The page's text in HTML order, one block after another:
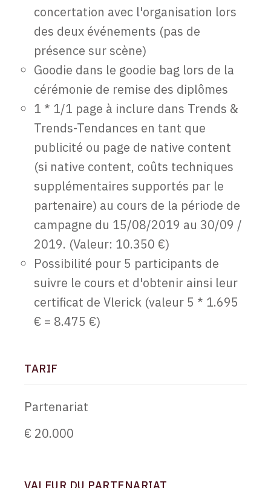
concertation avec l'organisation lors
des deux événements (pas de
présence sur scène)
Goodie dans le goodie bag lors de la
cérémonie de remise des diplômes
1 * 1/1 page à inclure dans Trends &
Trends-Tendances en tant que
publicité ou page de native content
(si native content, coûts techniques
supplémentaires supportés par le
partenaire) au cours de la période de
campagne du 15/08/2019 au 30/09 /
2019. (Valeur: 10.350 €)
Possibilité pour 5 participants de
suivre le cours et d'obtenir ainsi leur
certificat de Vlerick (valeur 5 * 1.695
€ = 8.475 €)
TARIF
Partenariat
€ 20.000